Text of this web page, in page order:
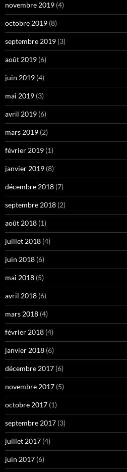
novembre 2019 (4)
octobre 2019 (8)
septembre 2019 (3)
août 2019 (6)
juin 2019 (4)
mai 2019 (3)
avril 2019 (6)
mars 2019 (2)
février 2019 (1)
janvier 2019 (8)
décembre 2018 (7)
septembre 2018 (2)
août 2018 (1)
juillet 2018 (4)
juin 2018 (6)
mai 2018 (5)
avril 2018 (6)
mars 2018 (4)
février 2018 (4)
janvier 2018 (6)
décembre 2017 (6)
novembre 2017 (5)
octobre 2017 (1)
septembre 2017 (3)
juillet 2017 (4)
juin 2017 (6)